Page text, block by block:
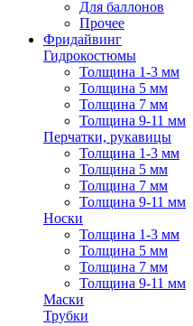
Для баллонов
Прочее
Фридайвинг
Гидрокостюмы
Толщина 1-3 мм
Толщина 5 мм
Толщина 7 мм
Толщина 9-11 мм
Перчатки, рукавицы
Толщина 1-3 мм
Толщина 5 мм
Толщина 7 мм
Толщина 9-11 мм
Носки
Толщина 1-3 мм
Толщина 5 мм
Толщина 7 мм
Толщина 9-11 мм
Маски
Трубки